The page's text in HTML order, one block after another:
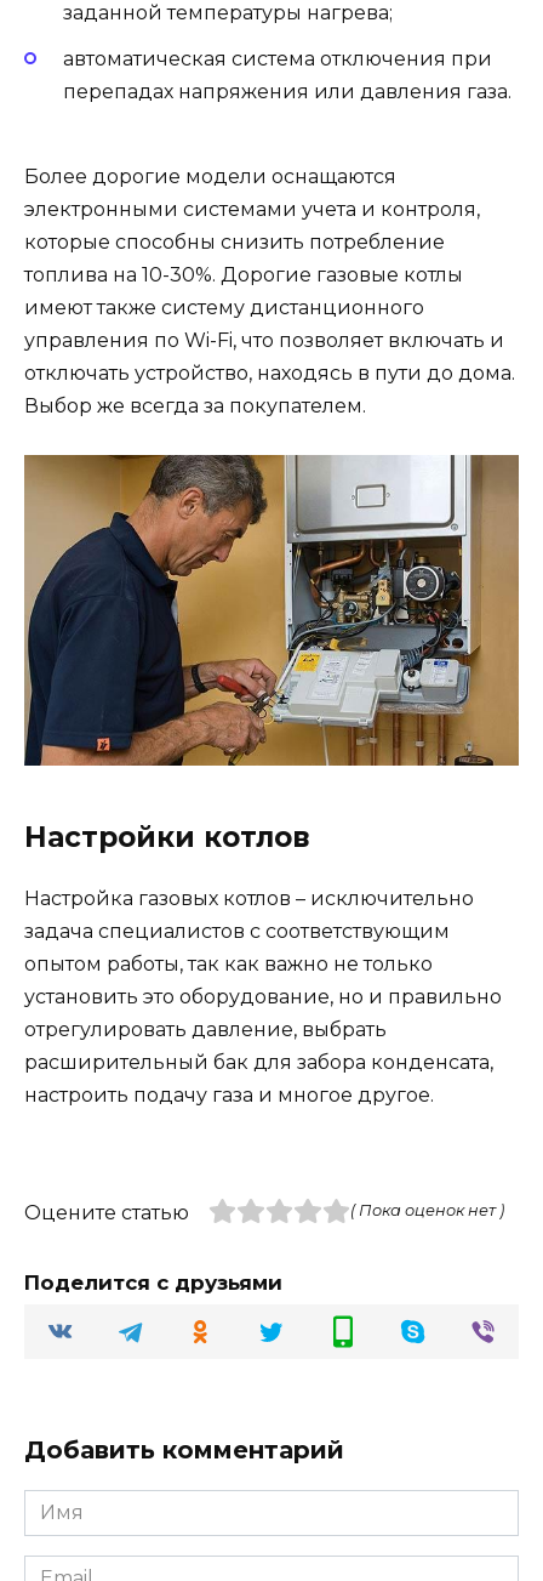
заданной температуры нагрева;
автоматическая система отключения при
перепадах напряжения или давления газа.
Более дорогие модели оснащаются
электронными системами учета и контроля,
которые способны снизить потребление
топлива на 10-30%. Дорогие газовые котлы
имеют также систему дистанционного
управления по Wi-Fi, что позволяет включать и
отключать устройство, находясь в пути до дома.
Выбор же всегда за покупателем.
Настройки котлов
Настройка газовых котлов – исключительно
задача специалистов с соответствующим
опытом работы, так как важно не только
установить это оборудование, но и правильно
отрегулировать давление, выбрать
расширительный бак для забора конденсата,
настроить подачу газа и многое другое.
Оцените статью ( Пока оценок нет )
Поделится с друзьями
Добавить комментарий
Имя
Email